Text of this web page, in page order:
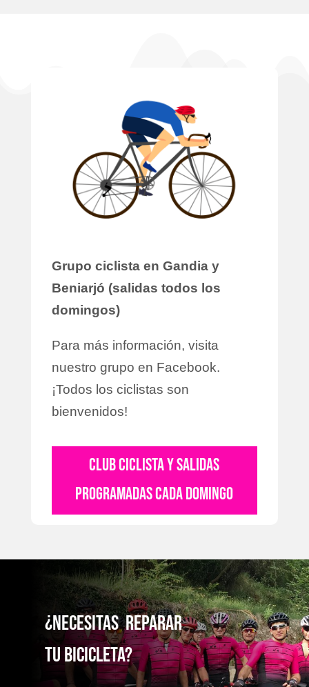
Grupo ciclista en Gandia y
Beniarjó (salidas todos los
domingos)
Para más información, visita
nuestro grupo en Facebook.
¡Todos los ciclistas son
bienvenidos!
CLUB CICLISTA Y SALIDAS
PROGRAMADAS CADA DOMINGO
¿NecesitaS reparaR
TU bicicleta?